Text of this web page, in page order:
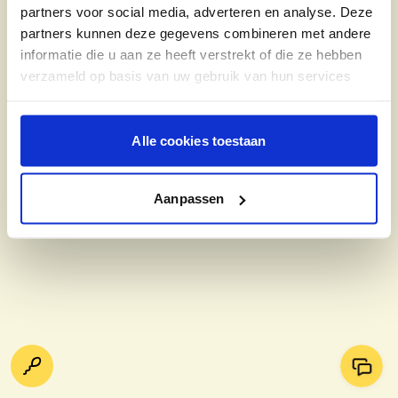
partners voor social media, adverteren en analyse. Deze
partners kunnen deze gegevens combineren met andere
informatie die u aan ze heeft verstrekt of die ze hebben
verzameld op basis van uw gebruik van hun services
Alle cookies toestaan
Aanpassen